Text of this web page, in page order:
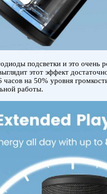
подсветки и это очень
этот эффект
часов на 50% уровня
работы.